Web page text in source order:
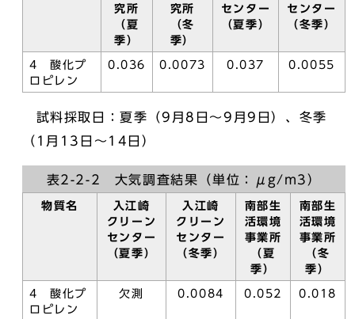
究所
（夏
季）
究所
（冬
季）
センター
（夏季）
センター
（冬季）
4 酸化プ
ロピレン
0.036 0.0073 0.037 0.0055
試料採取日：夏季（9月8日～9月9日）、冬季
（1月13日～14日）
表2-2-2 大気調査結果（単位：μg/m3）
物質名
入江崎
クリーン
センター
（夏季）
入江崎
クリーン
センター
（冬季）
南部生
活環境
事業所
（夏
季）
南部生
活環境
事業所
（冬
季）
4 酸化プ
ロピレン
欠測 0.0084 0.052 0.018